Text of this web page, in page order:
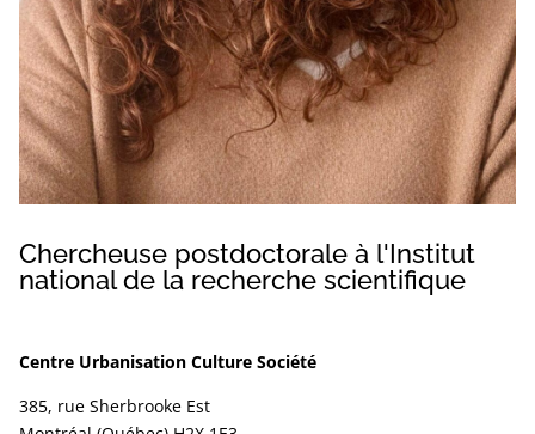
Chercheuse postdoctorale à l'Institut
national de la recherche scientifique
Centre Urbanisation Culture Société
385, rue Sherbrooke Est